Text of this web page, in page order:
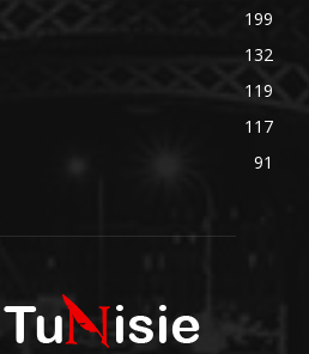
199
132
119
117
91